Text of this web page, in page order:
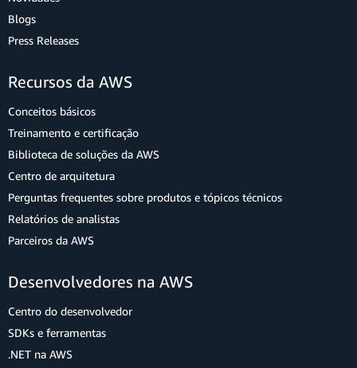
Blogs
Press Releases
Recursos da AWS
Conceitos básicos
Treinamento e certificação
Biblioteca de soluções da AWS
Centro de arquitetura
Perguntas frequentes sobre produtos e tópicos técnicos
Relatórios de analistas
Parceiros da AWS
Desenvolvedores na AWS
Centro do desenvolvedor
SDKs e ferramentas
.NET na AWS